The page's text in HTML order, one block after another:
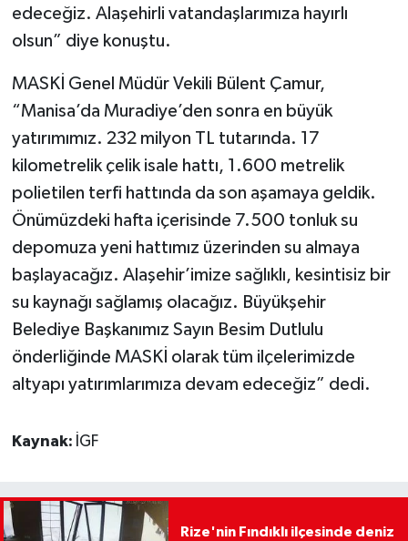
edeceğiz. Alaşehirli vatandaşlarımıza hayırlı
olsun” diye konuştu.
MASKİ Genel Müdür Vekili Bülent Çamur,
“Manisa’da Muradiye’den sonra en büyük
yatırımımız. 232 milyon TL tutarında. 17
kilometrelik çelik isale hattı, 1.600 metrelik
polietilen terfi hattında da son aşamaya geldik.
Önümüzdeki hafta içerisinde 7.500 tonluk su
depomuza yeni hattımız üzerinden su almaya
başlayacağız. Alaşehir’imize sağlıklı, kesintisiz bir
su kaynağı sağlamış olacağız. Büyükşehir
Belediye Başkanımız Sayın Besim Dutlulu
önderliğinde MASKİ olarak tüm ilçelerimizde
altyapı yatırımlarımıza devam edeceğiz” dedi.
Kaynak: İGF
Rize'nin Fındıklı ilçesinde deniz